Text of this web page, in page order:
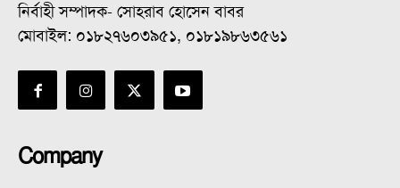
নির্বাহী সম্পাদক- সোহরাব হোসেন বাবর
মোবাইল: ০১৮২৭৬০৩৯৫১, ০১৮১৯৮৬৩৫৬১
Company